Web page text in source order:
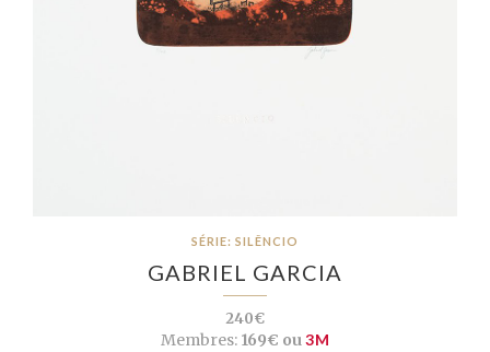
SÉRIE: SILÊNCIO
GABRIEL GARCIA
240€
Membres:169€ ou3M